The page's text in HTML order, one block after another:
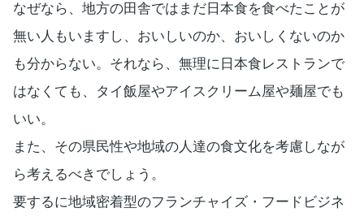
なぜなら、地方の田舎ではまだ日本食を食べたことが
無い人もいますし、おいしいのか、おいしくないのか
も分からない。それなら、無理に日本食レストランで
はなくても、タイ飯屋やアイスクリーム屋や麺屋でも
いい。
また、その県民性や地域の人達の食文化を考慮しなが
ら考えるべきでしょう。
要するに地域密着型のフランチャイズ・フードビジネ